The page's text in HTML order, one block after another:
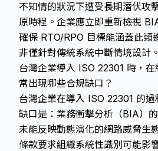
不知情的狀況下遭受長期潛伏攻
原時程。企業應立即重新檢視
確保 RTO/RPO 目標能涵蓋此類
非僅針對傳統系統中斷情境設計。
台灣企業導入 ISO 22301 時，
常出現哪些合規缺口？
台灣企業在導入 ISO 22301 的
缺口是：業務衝擊分析（BIA）
未能反映動態演化的網路威脅生
條款要求組織系統性識別可能影